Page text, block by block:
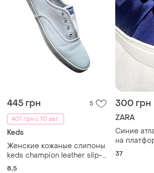
445 грн
5
401 грн с 10 авг.
Keds
Женские кожаные слипоны
keds champion leather slip-
on
8,5
300 грн
ZARA
Синие
на
размер 37
37